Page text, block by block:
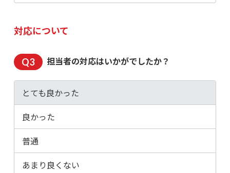
対応について
担当者の対応はいかがでしたか？
とても良かった
良かった
普通
あまり良くない